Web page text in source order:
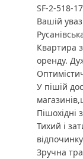
SF-2-518-
Вашій
Квартира
оренду.
У пішій
Пішохідні
Тихий і
Зручна